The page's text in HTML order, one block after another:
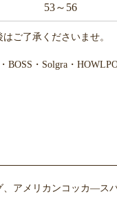
53～56
ご了承くださいませ。
・Solgra・
アメリカンコッカ―ス